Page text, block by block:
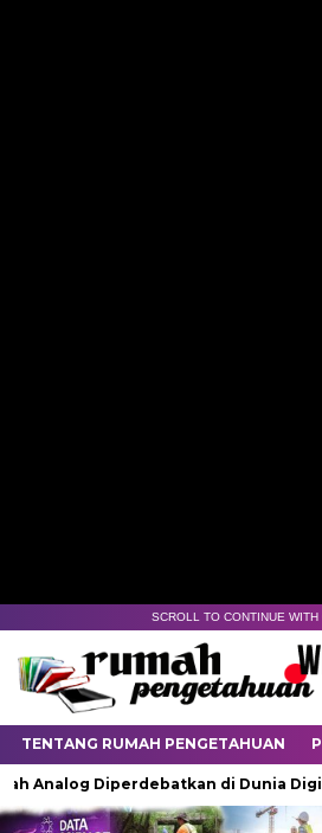
SCROLL TO CONTINUE WITH
TENTANG RUMAH PENGETAHUAN
Diperdebatkan di Dunia Digital